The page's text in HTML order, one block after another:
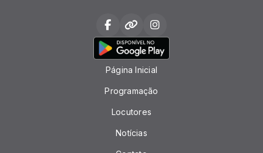
Página Inicial
Programação
Locutores
Notícias